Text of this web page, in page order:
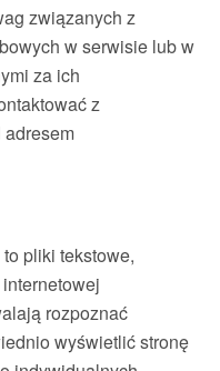
związanych z
w serwisie lub w
za ich
z
to pliki tekstowe,
rozpoznać
wyświetlić stronę